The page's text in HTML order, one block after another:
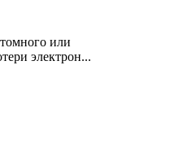
или
электрон...